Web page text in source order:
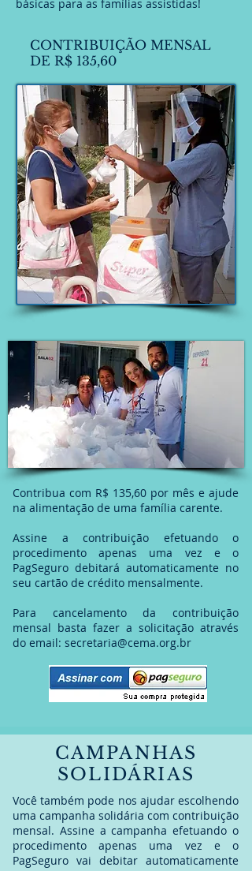
básicas para as famílias assistidas!
CONTRIBUIÇÃO MENSAL
DE R$ 135,60
Contribua com R$ 135,60 por mês e ajude
na alimentação de uma família carente.
Assine a contribuição efetuando o
procedimento apenas uma vez e o
PagSeguro debitará automaticamente no
seu cartão de crédito mensalmente.
Para cancelamento da contribuição
mensal basta fazer a solicitação através
do email: secretaria@cema.org.br
CAMPANHAS
SOLIDÁRIAS
Você também pode nos ajudar escolhendo
uma campanha solidária com contribuição
mensal. Assine a campanha efetuando o
procedimento apenas uma vez e o
PagSeguro vai debitar automaticamente